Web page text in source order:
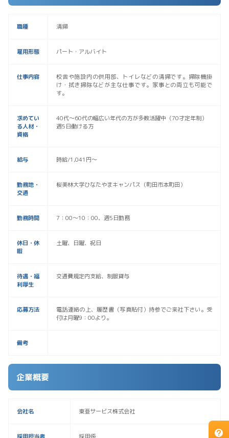
職種 清掃
雇用形態 パート・アルバイト
仕事内容
校舎や施設内の供用部、トイレなどの清掃です。掃除機掛
け・拭き掃除などが主な仕事です。家事との両立も可能で
す。
求めてい
る人材・
資格
40代～60代の幅広い年代の方が多数活躍中（70才定年制）
週5日働ける方
給与 時給/1,041円～
勤務地・
交通
桜美林大学ひなたやまキャンパス（町田市本町田）
勤務時間 7：00～10：00、週5日勤務
休日・休
暇
土曜、日曜、祝日
待遇・福
利厚生
交通費規定内支給、制服貸与
応募方法
電話連絡の上、履歴書（写真貼付）持参でご来社下さい。受
付は月曜9：00より。
備考
企業概要
会社名 東亜サービス株式会社